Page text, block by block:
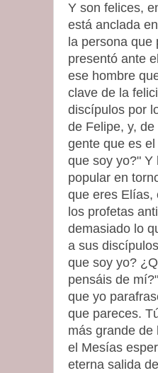
Y son felices,
está anclada
la persona
presentó ante
ese hombre
clave de la
discípulos por
de Felipe, y,
gente que es
que soy yo?" Y
popular en
que eres Elías,
los profetas
demasiado lo
a sus
que soy yo?
pensáis de
que yo
que pareces.
más grande de
el Mesías
eterna salida